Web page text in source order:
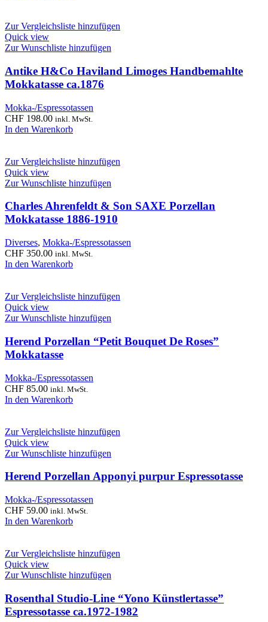
Zur Vergleichsliste hinzufügen
Quick view
Zur Wunschliste hinzufügen
Antike H&Co Haviland Limoges Handbemahlte
Mokkatasse ca.1876
Mokka-/Espressotassen
CHF 198.00 inkl. MwSt.
In den Warenkorb
Zur Vergleichsliste hinzufügen
Quick view
Zur Wunschliste hinzufügen
Charles Ahrenfeldt & Son SAXE Porzellan
Mokkatasse 1886-1910
Diverses, Mokka-/Espressotassen
CHF 350.00 inkl. MwSt.
In den Warenkorb
Zur Vergleichsliste hinzufügen
Quick view
Zur Wunschliste hinzufügen
Herend Porzellan “Petit Bouquet De Roses”
Mokkatasse
Mokka-/Espressotassen
CHF 85.00 inkl. MwSt.
In den Warenkorb
Zur Vergleichsliste hinzufügen
Quick view
Zur Wunschliste hinzufügen
Herend Porzellan Apponyi purpur Espressotasse
Mokka-/Espressotassen
CHF 59.00 inkl. MwSt.
In den Warenkorb
Zur Vergleichsliste hinzufügen
Quick view
Zur Wunschliste hinzufügen
Rosenthal Studio-Line “Yono Künstlertasse”
Espressotasse ca.1972-1982